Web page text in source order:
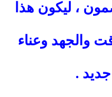
، ليكون هذا
والجهد وعناء
.